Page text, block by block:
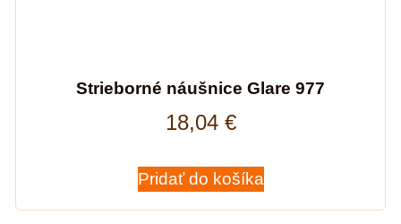
Strieborné náušnice Glare 977
18,04 €
Pridať do košíka